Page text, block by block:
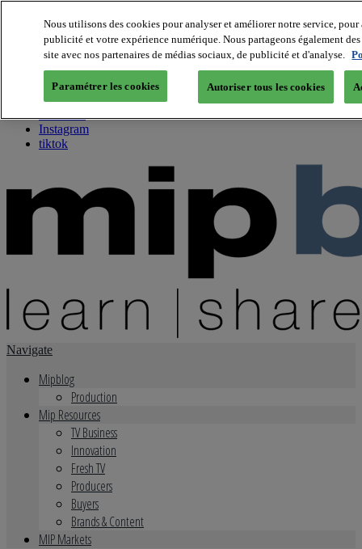
About us
Twitter
Facebook
Youtube
Instagram
tiktok
Navigate
Mipblog
Production
Mip Resources
TV Business
Innovation
Fresh TV
Producers
Buyers
Brands & Content
MIP Markets
Nous utilisons des cookies pour analyser et améliorer notre service,
publicité et votre expérience numérique. Nous partageons également
site avec nos partenaires de médias sociaux, de publicité et d'analyse.
Paramétrer les cookies Autoriser tous les cookies